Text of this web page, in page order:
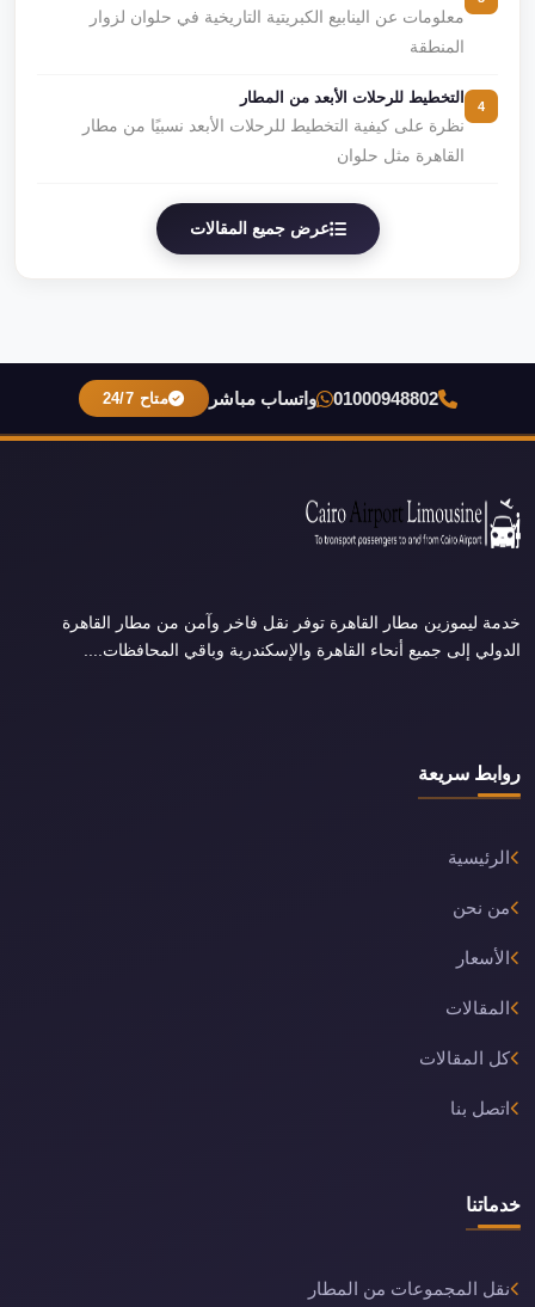
معلومات عن الينابيع الكبريتية التاريخية في حلوان لزوار
المنطقة
التخطيط للرحلات الأبعد من المطار
نظرة على كيفية التخطيط للرحلات الأبعد نسبيًا من مطار
القاهرة مثل حلوان
عرض جميع المقالات
01000948802 واتساب مباشر متاح 24/7
خدمة ليموزين مطار القاهرة توفر نقل فاخر وآمن من مطار القاهرة
الدولي إلى جميع أنحاء القاهرة والإسكندرية وباقي المحافظات....
روابط سريعة
الرئيسية
من نحن
الأسعار
المقالات
كل المقالات
اتصل بنا
خدماتنا
نقل المجموعات من المطار